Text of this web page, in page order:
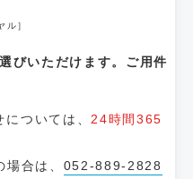
ル］
びいただけます。ご用件
については、24時間365
合は、 052-889-2828